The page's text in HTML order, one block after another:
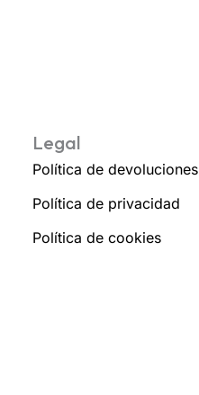
Legal
Política de devoluciones
Política de privacidad
Política de cookies